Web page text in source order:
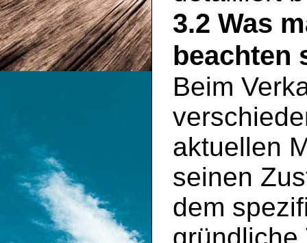
3.2 Was
beachten
Beim
aktuellen
seinen
dem